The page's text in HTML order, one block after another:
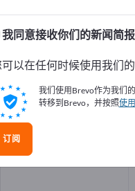
告！
此開始
司與產品資訊
發布資訊
毛巾类商品 供應商
我同意接收你们的新闻简
以在任何时候使用我们
我们使用Brevo作为我们
转移到Brevo，并按照使
订阅